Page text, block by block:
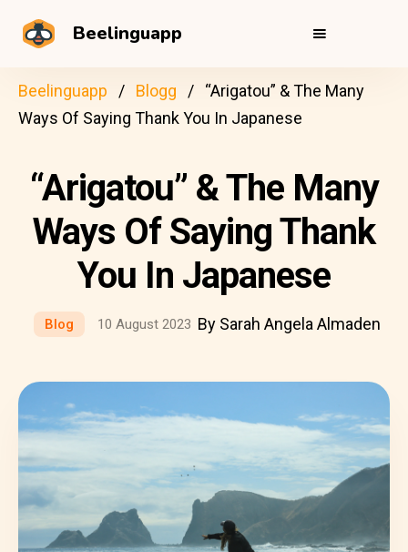
Beelinguapp
Beelinguapp Blogg
“Arigatou” & The Many
Ways Of Saying Thank You In Japanese
“Arigatou” & The Many
Ways Of Saying Thank
You In Japanese
Blog 10 August 2023 By Sarah Angela Almaden